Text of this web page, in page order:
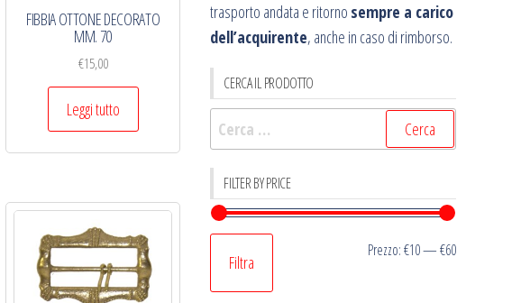
FIBBIA OTTONE DECORATO
MM. 70
€15,00
Leggi tutto
trasporto andata e ritorno sempre a carico
dell’acquirente, anche in caso di rimborso.
CERCA IL PRODOTTO
Ricerca
per:
FILTER BY PRICE
Prezzo
Prezzo
Filtra
Prezzo:€10—€60